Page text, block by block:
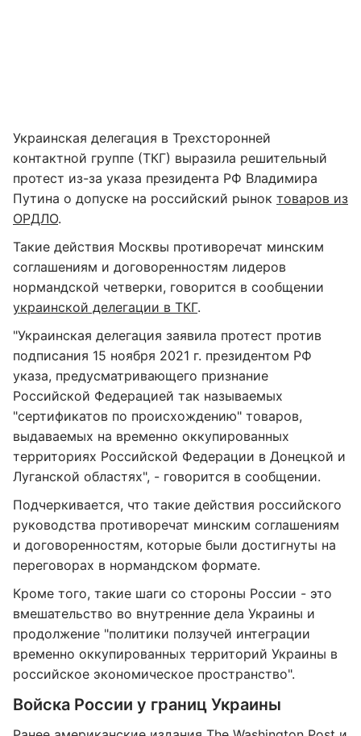
Украинская делегация в Трехсторонней
контактной группе (ТКГ) выразила решительный
протест из-за указа президента РФ Владимира
Путина о допуске на российский рынок товаров из
ОРДЛО.
Такие действия Москвы противоречат минским
соглашениям и договоренностям лидеров
нормандской четверки, говорится в сообщении
украинской делегации в ТКГ.
"Украинская делегация заявила протест против
подписания 15 ноября 2021 г. президентом РФ
указа, предусматривающего признание
Российской Федерацией так называемых
"сертификатов по происхождению" товаров,
выдаваемых на временно оккупированных
территориях Российской Федерации в Донецкой и
Луганской областях", - говорится в сообщении.
Подчеркивается, что такие действия российского
руководства противоречат минским соглашениям
и договоренностям, которые были достигнуты на
переговорах в нормандском формате.
Кроме того, такие шаги со стороны России - это
вмешательство во внутренние дела Украины и
продолжение "политики ползучей интеграции
временно оккупированных территорий Украины в
российское экономическое пространство".
Войска России у границ Украины